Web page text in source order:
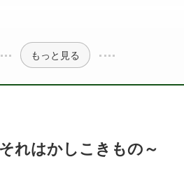
もっと見る
れはかしこきもの～